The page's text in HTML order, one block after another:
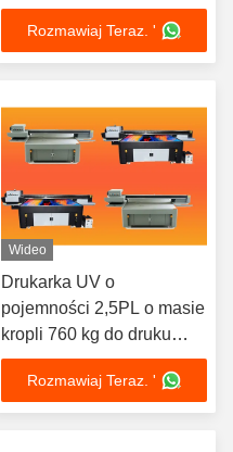
druku cylindrowego
dużego formatu
Rozmawiaj Teraz. '
Wideo
Drukarka UV o
pojemności 2,5PL o masie
kropli 760 kg do druku
pojemnościowego
Rozmawiaj Teraz. '